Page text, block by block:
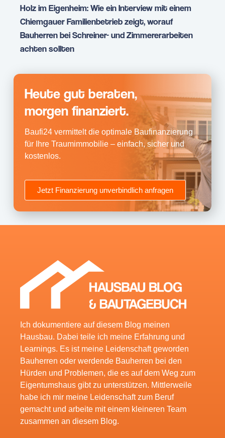
Holz im Eigenheim: Wie ein Interview mit einem
Chiemgauer Familienbetrieb zeigt, worauf
Bauherren bei Schreiner- und Zimmererarbeiten
achten sollten
Heute gut beraten,
morgen finanziert.
Baufi24 vermittelt die optimale Baufinanzierung
für Ihre Traumimmobilie – einfach, sicher und
kostenlos.
Jetzt Finanzierung unverbindlich anfragen
Ich dokumentiere auf diesem Blog meinen
Hausbau. Dabei teile ich meine Erfahrung und
Learnings. Es ist meine Leidenschaft geworden
Bauherren oder werdende Bauherren bei den
Hürden und Problemen, die es auf dem Weg zum
Eigentumshaus gibt zu unterstützen. Mittlerweile
habe ich mir meine Leidenschaft zum Beruf
gemacht und arbeite mit einem kleineren Team
zusammen an diesem Blog.